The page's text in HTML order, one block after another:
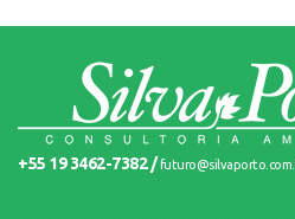
+55 19 3462-7382 /